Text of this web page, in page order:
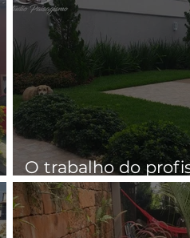
O trabalho do
Paisagista